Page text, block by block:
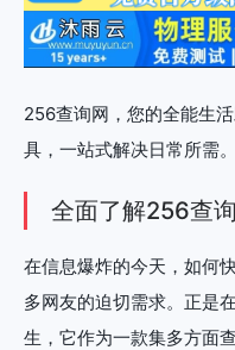
256查询网，您的全能生
具，一站式解决日常所需。
全面了解256查
在信息爆炸的今天，如何
多网友的迫切需求。正是
生，它作为一款集多方面